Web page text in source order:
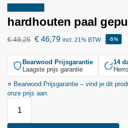
hardhouten paal
€49,25 € 46,79 incl. 21% BTW -5%
Bearwood Prijsgarantie
Laagste prijs garantie
14
⭐ Bearwood Prijsgarantie – vind je dit
onze prijs aan.